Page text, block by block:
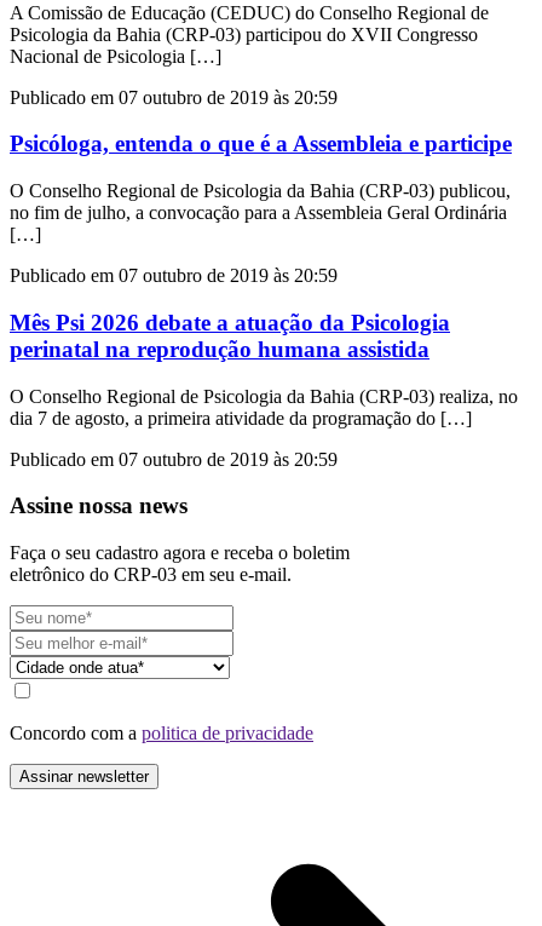
A Comissão de Educação (CEDUC) do Conselho Regional de
Psicologia da Bahia (CRP-03) participou do XVII Congresso
Nacional de Psicologia […]
Publicado em 07 outubro de 2019 às 20:59
Psicóloga, entenda o que é a Assembleia e participe
O Conselho Regional de Psicologia da Bahia (CRP-03) publicou,
no fim de julho, a convocação para a Assembleia Geral Ordinária
[…]
Publicado em 07 outubro de 2019 às 20:59
Mês Psi 2026 debate a atuação da Psicologia
perinatal na reprodução humana assistida
O Conselho Regional de Psicologia da Bahia (CRP-03) realiza, no
dia 7 de agosto, a primeira atividade da programação do […]
Publicado em 07 outubro de 2019 às 20:59
Assine nossa news
Faça o seu cadastro agora e receba o boletim
eletrônico do CRP-03 em seu e-mail.
Concordo com a politica de privacidade